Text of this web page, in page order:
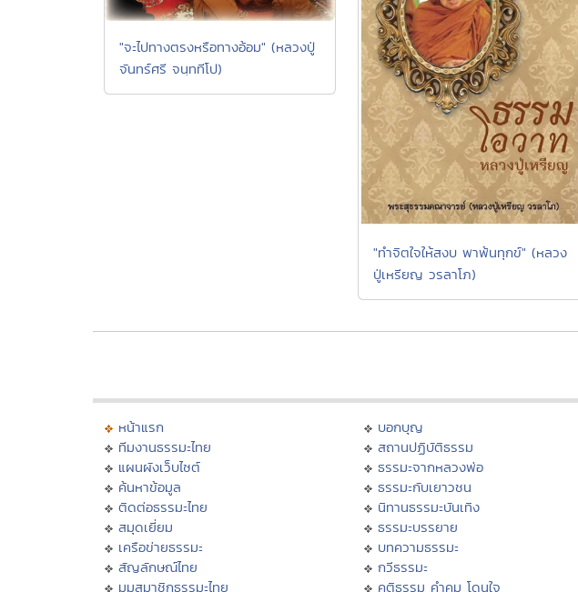
"จะไปทางตรงหรือทางอ้อม" (หลวงปู่
จันทร์ศรี จนฺททีโป)
"ทำจิตใจให้สงบ พาพ้นทุกข์" (หลวง
ปู่เหรียญ วรลาโภ)
หน้าแรก
ทีมงานธรรมะไทย
แผนผังเว็บไซต์
ค้นหาข้อมูล
ติดต่อธรรมะไทย
สมุดเยี่ยม
เครือข่ายธรรมะ
สัญลักษณ์ไทย
มุมสมาชิกธรรมะไทย
บอกบุญ
สถานปฏิบัติธรรม
ธรรมะจากหลวงพ่อ
ธรรมะกับเยาวชน
นิทานธรรมะบันเทิง
ธรรมะบรรยาย
บทความธรรมะ
กวีธรรมะ
คติธรรม คำคม โดนใจ